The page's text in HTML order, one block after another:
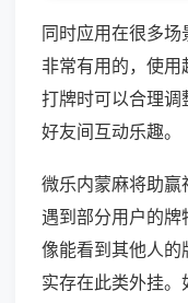
同时应用在很多
非常有用的，使
打牌时可以合理调
好友间互动乐趣。
微乐内蒙麻将助赢
遇到部分用户的
像能看到其他人的
实存在此类外挂